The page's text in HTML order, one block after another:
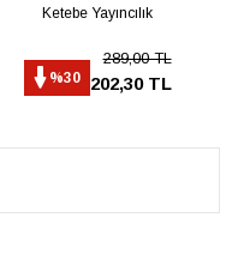
Ketebe Yayıncılık
%30
289,00 TL
202,30 TL